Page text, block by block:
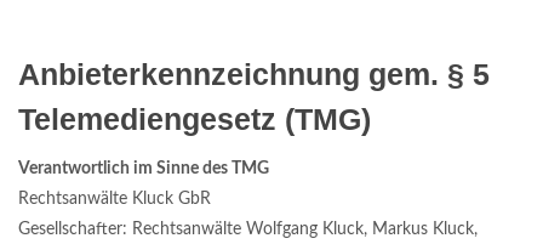
Anbieterkennzeichnung gem. § 5
Telemediengesetz (TMG)
Verantwortlich im Sinne des TMG
Rechtsanwälte Kluck GbR
Gesellschafter: Rechtsanwälte Wolfgang Kluck, Markus Kluck,